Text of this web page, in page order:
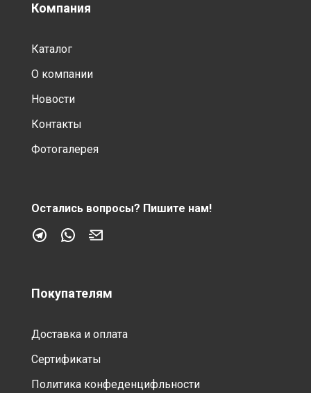
Компания
Каталог
О компании
Новости
Контакты
Фотогалерея
Остались вопросы? Пишите нам!
Покупателям
Доставка и оплата
Сертификаты
Политика конфеденцифльности